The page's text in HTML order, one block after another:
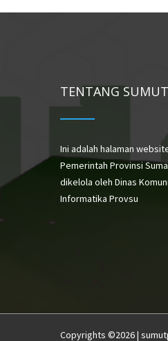
TENTANG SUMUT
Ini adalah halaman
Pemerintah Provinsi
dikelola oleh Dinas
Informatika Provsu
Copyrights ©2026 |